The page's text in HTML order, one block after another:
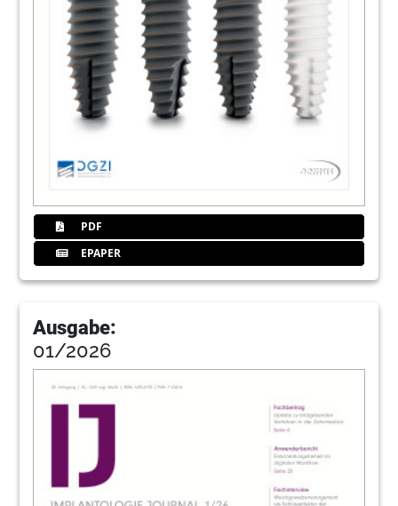
PDF
EPAPER
Ausgabe:
01/2026